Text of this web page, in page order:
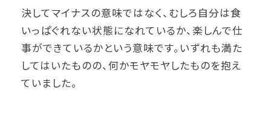
決してマイナスの意味ではなく、むしろ自分は食
いっぱぐれない状態になれているか、楽しんで仕
事ができているかという意味です。いずれも満た
してはいたものの、何かモヤモヤしたものを抱え
ていました。